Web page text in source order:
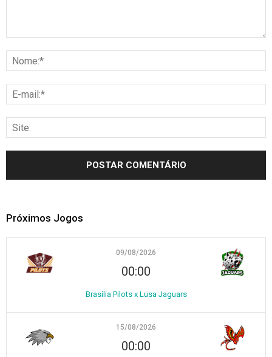
Próximos Jogos
09/08/2026
00:00
Brasília Pilots x Lusa Jaguars
15/08/2026
00:00